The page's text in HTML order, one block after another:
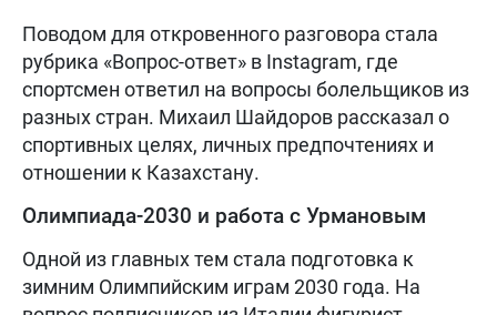
Поводом для откровенного разговора стала
рубрика «Вопрос-ответ» в Instagram, где
спортсмен ответил на вопросы болельщиков из
разных стран. Михаил Шайдоров рассказал о
спортивных целях, личных предпочтениях и
отношении к Казахстану.
Олимпиада-2030 и работа с Урмановым
Одной из главных тем стала подготовка к
зимним Олимпийским играм 2030 года. На